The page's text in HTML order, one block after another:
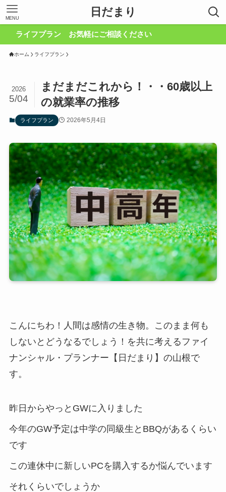
日だまり
MENU
フプラン お気軽にご相談ください
ホーム ライフプラン
まだまだこれから！・・60歳以上
の就業率の推移
2026
5/04
ライフプラン 2026年5月4日
こんにちわ！人間は感情の生き物。このまま何も
しないとどうなるでしょう！を共に考えるファイ
ナンシャル・プランナー【日だまり】の山根で
す。
昨日からやっとGWに入りました
今年のGW予定は中学の同級生とBBQがあるくらい
です
この連休中に新しいPCを購入するか悩んでいます
それくらいでしょうか